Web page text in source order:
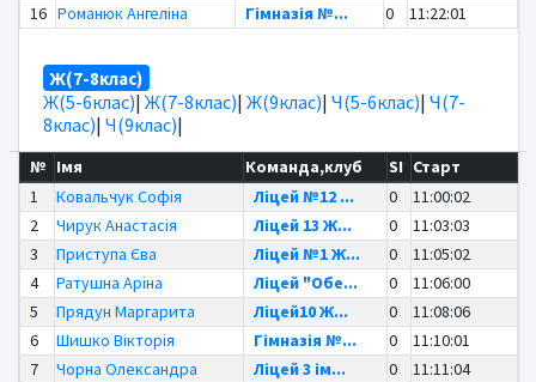
16 Романюк Ангеліна Гімназія №... 0 11:22:01
Ж(7-8клас)
Ж(5-6клас)| Ж(7-8клас)| Ж(9клас)| Ч(5-6клас)| Ч(7-
8клас)| Ч(9клас)|
№ Імя Команда,клуб SI Старт
1
Ковальчук Софія Ліцей №12 ... 0
11:00:02
2
Чирук Анастасія Ліцей 13 Ж... 0
11:03:03
3
Приступа Єва Ліцей №1 Ж... 0
11:05:02
4
Ратушна Аріна Ліцей "Обе... 0
11:06:00
5
Прядун Маргарита Ліцей10 Ж... 0
11:08:06
6
Шишко Вікторія Гімназія №... 0
11:10:01
7
Чорна Олександра Ліцей 3 ім... 0
11:11:04